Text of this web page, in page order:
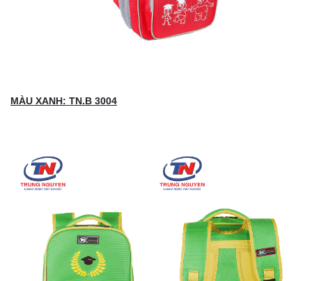
MÀU XANH: TN.B 3004